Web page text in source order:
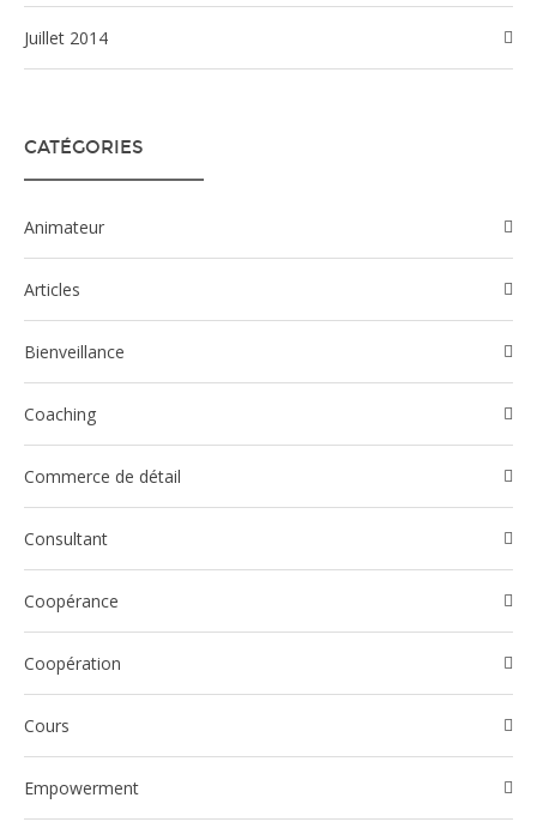
juillet 2014
CATÉGORIES
Animateur
Articles
Bienveillance
Coaching
Commerce de détail
Consultant
Coopérance
Coopération
Cours
Empowerment